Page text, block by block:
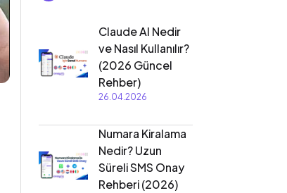
Claude AI Nedir
ve Nasıl Kullanılır?
(2026 Güncel
Rehber)
26.04.2026
Numara Kiralama
Nedir? Uzun
Süreli SMS Onay
Rehberi (2026)